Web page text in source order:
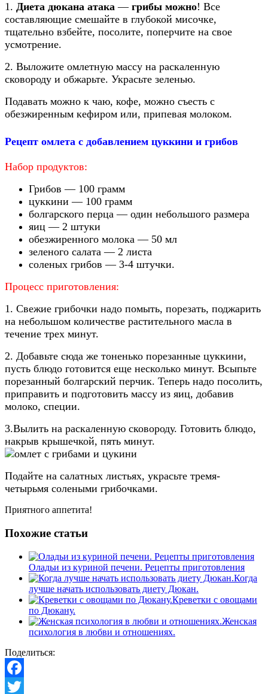
1. Диета дюкана атака — грибы можно! Все
составляющие смешайте в глубокой мисочке,
тщательно взбейте, посолите, поперчите на свое
усмотрение.
2. Выложите омлетную массу на раскаленную
сковороду и обжарьте. Украсьте зеленью.
Подавать можно к чаю, кофе, можно съесть с
обезжиренным кефиром или, припевая молоком.
Рецепт омлета с добавлением цуккини и грибов
Набор продуктов:
Грибов — 100 грамм
цуккини — 100 грамм
болгарского перца — один небольшого размера
яиц — 2 штуки
обезжиренного молока — 50 мл
зеленого салата — 2 листа
соленых грибов — 3-4 штучки.
Процесс приготовления:
1. Свежие грибочки надо помыть, порезать, поджарить
на небольшом количестве растительного масла в
течение трех минут.
2. Добавьте сюда же тоненько порезанные цуккини,
пусть блюдо готовится еще несколько минут. Всыпьте
порезанный болгарский перчик. Теперь надо посолить,
приправить и подготовить массу из яиц, добавив
молоко, специи.
3.Вылить на раскаленную сковороду. Готовить блюдо,
накрыв крышечкой, пять минут.
Подайте на салатных листьях, украсьте тремя-
четырьмя солеными грибочками.
Приятного аппетита!
Похожие статьи
Оладьи из куриной печени. Рецепты приготовления
Когда
лучше начать использовать диету Дюкан.
Креветки с овощами
по Дюкану.
Женская
психология в любви и отношениях.
Поделиться:
Facebook